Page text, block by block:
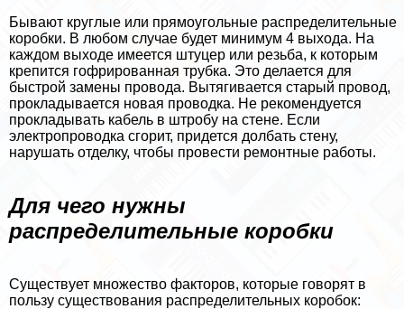
Бывают круглые или прямоугольные распределительные
коробки. В любом случае будет минимум 4 выхода. На
каждом выходе имеется штуцер или резьба, к которым
крепится гофрированная трубка. Это делается для
быстрой замены провода. Вытягивается старый провод,
прокладывается новая проводка. Не рекомендуется
прокладывать кабель в штробу на стене. Если
электропроводка сгорит, придется долбать стену,
нарушать отделку, чтобы провести ремонтные работы.
Для чего нужны
распределительные коробки
Существует множество факторов, которые говорят в
пользу существования распределительных коробок: